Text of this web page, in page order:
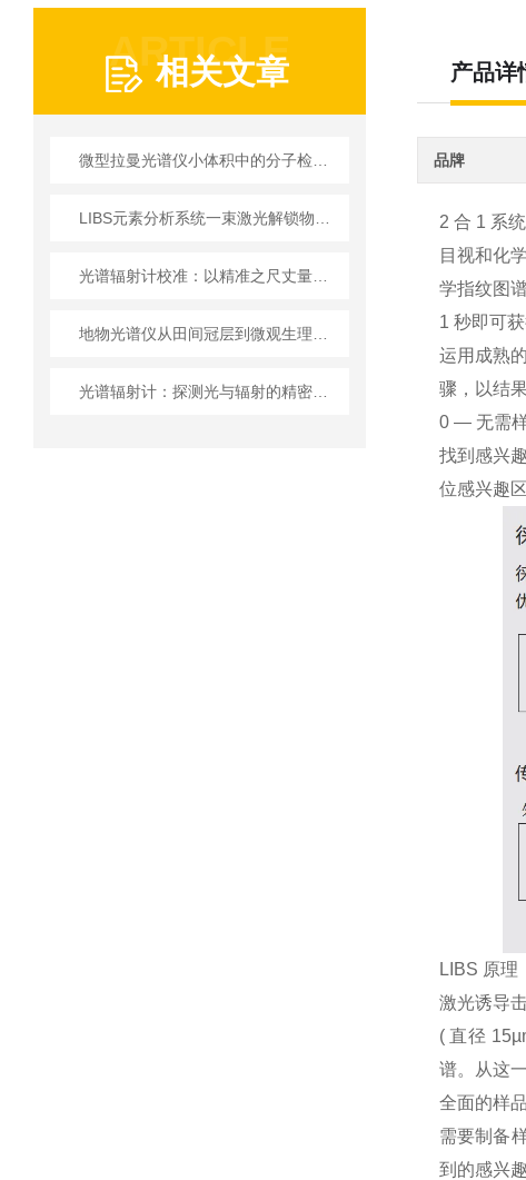
ARTICLE
相关文章 产品详
品牌
2 合 1 系
目视和化
学指纹图
1 秒即可
运用成熟
骤，以结
0 — 无需
找到感兴
位感兴趣区
LIBS 原理
激光诱导
( 直径
谱。从这
全面的样
需要制备
到的感兴